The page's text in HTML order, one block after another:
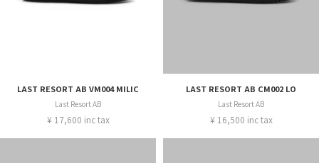
LAST RESORT AB VM004 MILIC
Last Resort AB
¥ 17,600 inc tax
LAST RESORT AB CM002 LO
Last Resort AB
¥ 16,500 inc tax